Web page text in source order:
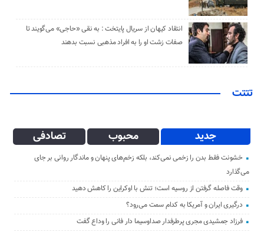
انتقاد کیهان از سریال پایتخت : به نقی «حاجی» می‌گویند تا
صفات زشت او را به افراد مذهبی نسبت بدهند
تتتت
جدید محبوب تصادفی
خشونت فقط بدن را زخمی نمی‌کند، بلکه زخم‌های پنهان و ماندگار روانی بر جای
می‌گذارد
وقت فاصله گرفتن از روسیه است؛ تنش با اوکراین را کاهش دهید
درگیری ایران و آمریکا به کدام سمت می‌رود؟
فرزاد جمشیدی مجری پرطرفدار صداوسیما دار فانی را وداع گفت